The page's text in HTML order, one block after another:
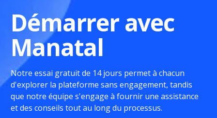
Démarrer avec
Manatal
Notre essai gratuit de 14 jours permet à chacun
d'explorer la plateforme sans engagement, tandis
que notre équipe s'engage à fournir une assistance
et des conseils tout au long du processus.